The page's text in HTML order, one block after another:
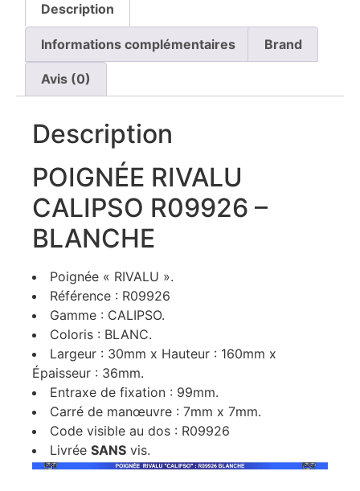
Description
Informations complémentaires Brand
Avis (0)
Description
POIGNÉE RIVALU
CALIPSO R09926 –
BLANCHE
Poignée « RIVALU ».
Référence : R09926
Gamme : CALIPSO.
Coloris : BLANC.
Largeur : 30mm x Hauteur : 160mm x
Épaisseur : 36mm.
Entraxe de fixation : 99mm.
Carré de manœuvre : 7mm x 7mm.
Code visible au dos : R09926
Livrée SANS vis.